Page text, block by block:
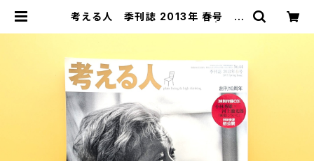
考える人 季刊誌 2013年 春号 N